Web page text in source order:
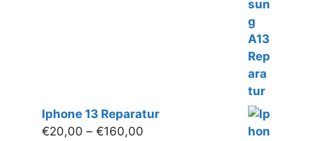
Iphone 13 Reparatur
€20,00 – €160,00